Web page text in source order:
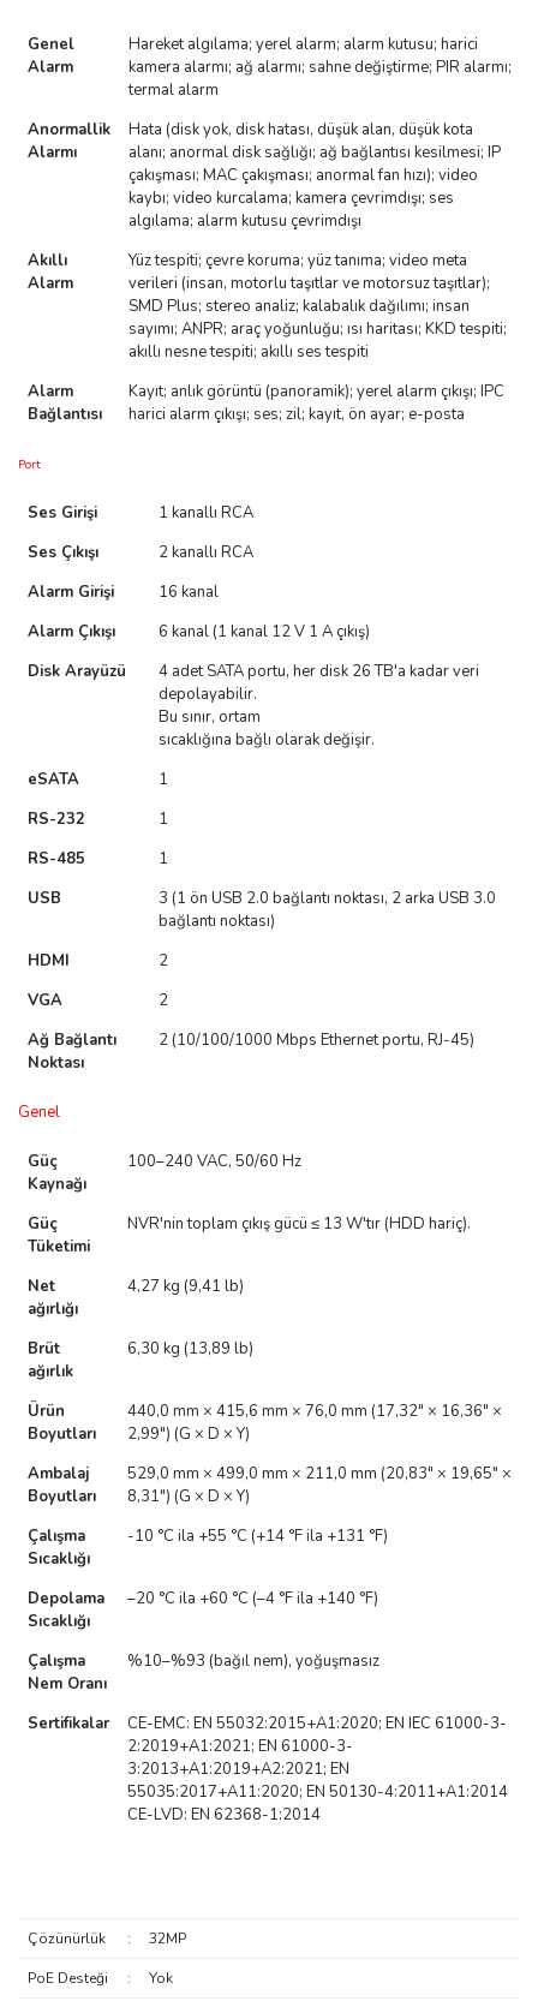
Genel
Alarm
Hareket algılama; yerel alarm; alarm kutusu; harici
kamera alarmı; ağ alarmı; sahne değiştirme; PIR alarmı;
termal alarm
Anormallik
Alarmı
Hata (disk yok, disk hatası, düşük alan, düşük kota
alanı; anormal disk sağlığı; ağ bağlantısı kesilmesi; IP
çakışması; MAC çakışması; anormal fan hızı); video
kaybı; video kurcalama; kamera çevrimdışı; ses
algılama; alarm kutusu çevrimdışı
Akıllı
Alarm
Yüz tespiti; çevre koruma; yüz tanıma; video meta
verileri (insan, motorlu taşıtlar ve motorsuz taşıtlar);
SMD Plus; stereo analiz; kalabalık dağılımı; insan
sayımı; ANPR; araç yoğunluğu; ısı haritası; KKD tespiti;
akıllı nesne tespiti; akıllı ses tespiti
Alarm
Bağlantısı
Kayıt; anlık görüntü (panoramik); yerel alarm çıkışı; IPC
harici alarm çıkışı; ses; zil; kayıt, ön ayar; e-posta
Port
Ses Girişi
1 kanallı RCA
Ses Çıkışı
2 kanallı RCA
Alarm Girişi
16 kanal
Alarm Çıkışı
6 kanal (1 kanal 12 V 1 A çıkış)
Disk Arayüzü
4 adet SATA portu, her disk 26 TB'a kadar veri
depolayabilir.
Bu sınır, ortam
sıcaklığına bağlı olarak değişir.
eSATA
1
RS-232
1
RS-485
1
USB
3 (1 ön USB 2.0 bağlantı noktası, 2 arka USB 3.0
bağlantı noktası)
HDMI
2
VGA
2
Ağ Bağlantı
Noktası
2 (10/100/1000 Mbps Ethernet portu, RJ-45)
Genel
Güç
Kaynağı
100–240 VAC, 50/60 Hz
Güç
Tüketimi
NVR'nin toplam çıkış gücü ≤ 13 W'tır (HDD hariç).
Net
ağırlığı
4,27 kg (9,41 lb)
Brüt
ağırlık
6,30 kg (13,89 lb)
Ürün
Boyutları
440,0 mm × 415,6 mm × 76,0 mm (17,32" × 16,36" ×
2,99") (G × D × Y)
Ambalaj
Boyutları
529,0 mm × 499,0 mm × 211,0 mm (20,83" × 19,65" ×
8,31") (G × D × Y)
Çalışma
Sıcaklığı
-10 °C ila +55 °C (+14 °F ila +131 °F)
Depolama
Sıcaklığı
–20 °C ila +60 °C (–4 °F ila +140 °F)
Çalışma
Nem Oranı
%10–%93 (bağıl nem), yoğuşmasız
Sertifikalar
CE-EMC: EN 55032:2015+A1:2020; EN IEC 61000-3-
2:2019+A1:2021; EN 61000-3-
3:2013+A1:2019+A2:2021; EN
55035:2017+A11:2020; EN 50130-4:2011+A1:2014
CE-LVD: EN 62368-1:2014
Çözünürlük : 32MP
PoE Desteği : Yok